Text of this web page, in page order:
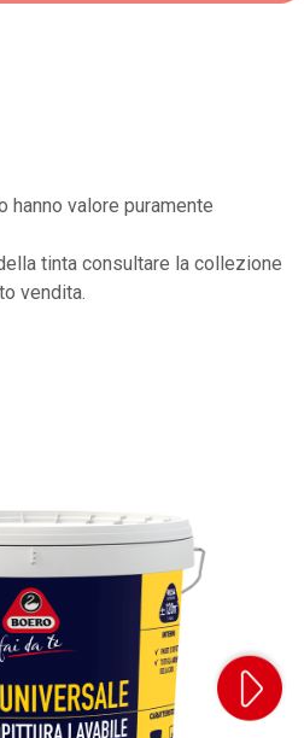
hanno valore puramente
tinta consultare la collezione
vendita.